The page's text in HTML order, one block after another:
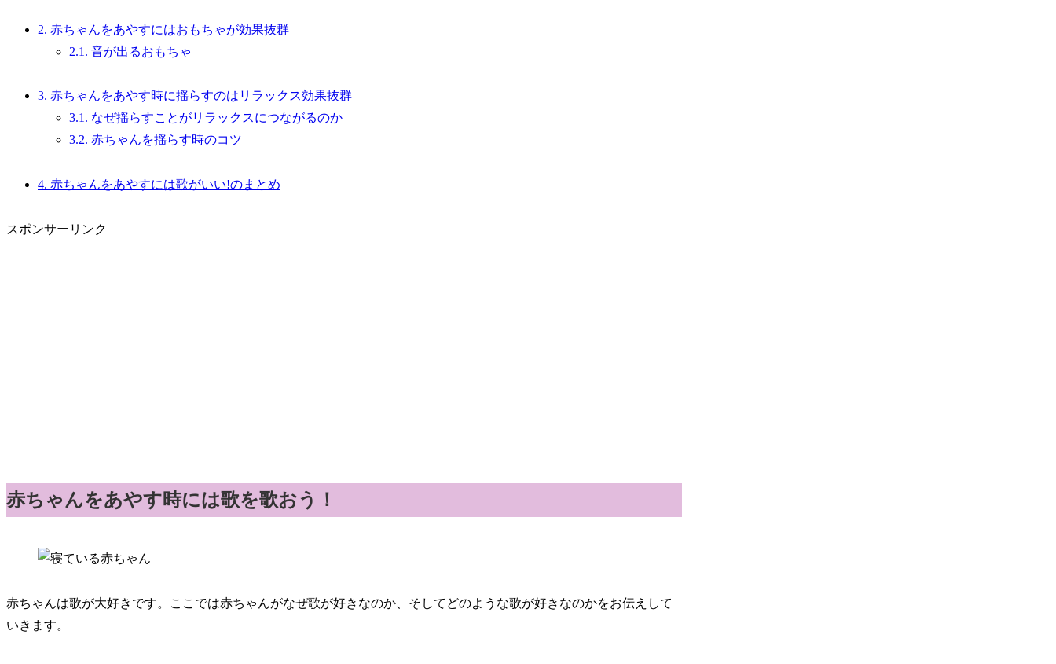
2. 赤ちゃんをあやすにはおもちゃが効果抜群
2.1. 音が出るおもちゃ
3. 赤ちゃんをあやす時に揺らすのはリラックス効果抜群
3.1. なぜ揺らすことがリラックスにつながるのか
3.2. 赤ちゃんを揺らす時のコツ
4. 赤ちゃんをあやすには歌がいい!のまとめ
スポンサーリンク
赤ちゃんをあやす時には歌を歌おう！
赤ちゃんは歌が大好きです。ここでは赤ちゃんがなぜ歌が好きなのか、そしてどのような歌が好きなのかをお伝えして
いきます。